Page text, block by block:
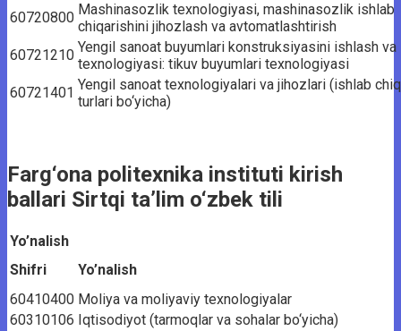
60720800 Mashinasozlik texnologiyasi, mashinasozlik ishlab
chiqarishini jihozlash va avtomatlashtirish
60721210 Yengil sanoat buyumlari konstruksiyasini ishlash va
texnologiyasi: tikuv buyumlari texnologiyasi
60721401 Yengil sanoat texnologiyalari va jihozlari (ishlab
turlari bo‘yicha)
Farg‘ona politexnika instituti kirish
ballari Sirtqi ta’lim o‘zbek tili
Yo’nalish
Shifri
Yo’nalish
60410400 Moliya va moliyaviy texnologiyalar
60310106 Iqtisodiyot (tarmoqlar va sohalar bo‘yicha)